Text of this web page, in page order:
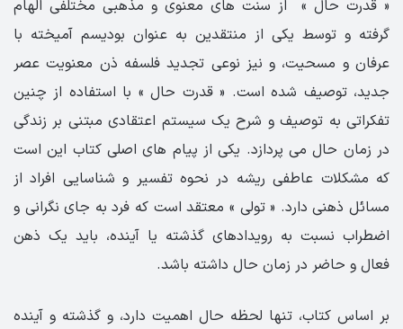
« قدرت حال » از سنت های معنوی و مذهبی مختلفی الهام
گرفته و توسط یکی از منتقدین به عنوان بودیسم آمیخته با
عرفان و مسحیت، و نیز نوعی تجدید فلسفه ذن معنویت عصر
جدید، توصیف شده است. « قدرت حال » با استفاده از چنین
تفکراتی به توصیف و شرح یک سیستم اعتقادی مبتنی بر زندگی
در زمان حال می پردازد. یکی از پیام های اصلی کتاب این است
که مشکلات عاطفی ریشه در نحوه تفسیر و شناسایی افراد از
مسائل ذهنی دارد. « تولی » معتقد است که فرد به جای نگرانی و
اضطراب نسبت به رویدادهای گذشته یا آینده، باید یک ذهن
فعال و حاضر در زمان حال داشته باشد.
بر اساس کتاب، تنها لحظه حال اهمیت دارد، و گذشته و آینده